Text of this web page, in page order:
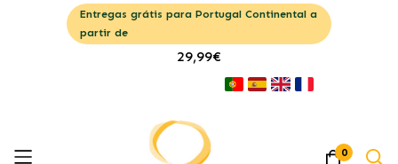
Entregas grátis para Portugal Continental a
partir de
29,99€
0